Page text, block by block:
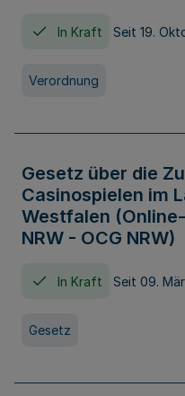
In Kraft Seit 19.
Verordnung
Gesetz über die
Casinospielen im
Westfalen
NRW - OCG NRW)
In Kraft Seit 09.
Gesetz